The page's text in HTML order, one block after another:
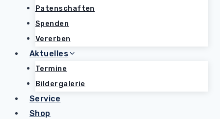
Patenschaften
Spenden
Vererben
Aktuelles
Termine
Bildergalerie
Service
Shop